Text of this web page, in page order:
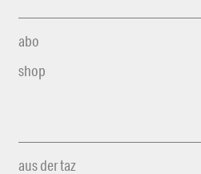
abo
shop
aus der taz